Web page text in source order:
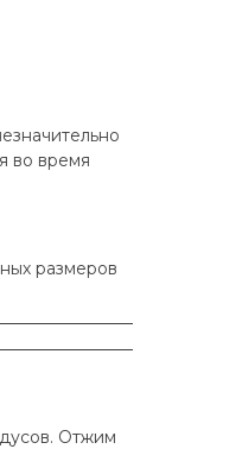
во время
размеров
Отжим